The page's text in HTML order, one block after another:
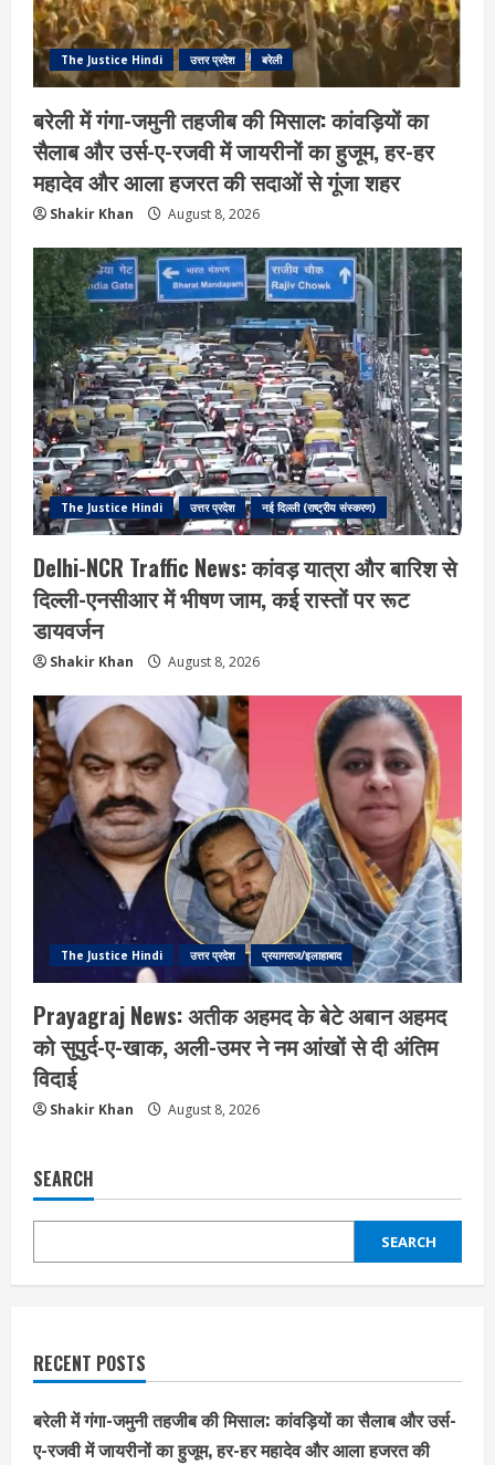
The Justice Hindi उत्तर प्रदेश बरेली
बरेली में गंगा-जमुनी तहजीब की मिसाल: कांवड़ियों का
सैलाब और उर्स-ए-रजवी में जायरीनों का हुजूम, हर-हर
महादेव और आला हजरत की सदाओं से गूंजा शहर
Shakir Khan August 8, 2026
The Justice Hindi उत्तर प्रदेश नई दिल्ली (राष्ट्रीय संस्करण)
Delhi-NCR Traffic News: कांवड़ यात्रा और बारिश से
दिल्ली-एनसीआर में भीषण जाम, कई रास्तों पर रूट
डायवर्जन
Shakir Khan August 8, 2026
The Justice Hindi उत्तर प्रदेश प्रयागराज/इलाहाबाद
Prayagraj News: अतीक अहमद के बेटे अबान अहमद
को सुपुर्द-ए-खाक, अली-उमर ने नम आंखों से दी अंतिम
विदाई
Shakir Khan August 8, 2026
SEARCH
SEARCH
RECENT POSTS
बरेली में गंगा-जमुनी तहजीब की मिसाल: कांवड़ियों का सैलाब और उर्स-
ए-रजवी में जायरीनों का हुजूम, हर-हर महादेव और आला हजरत की